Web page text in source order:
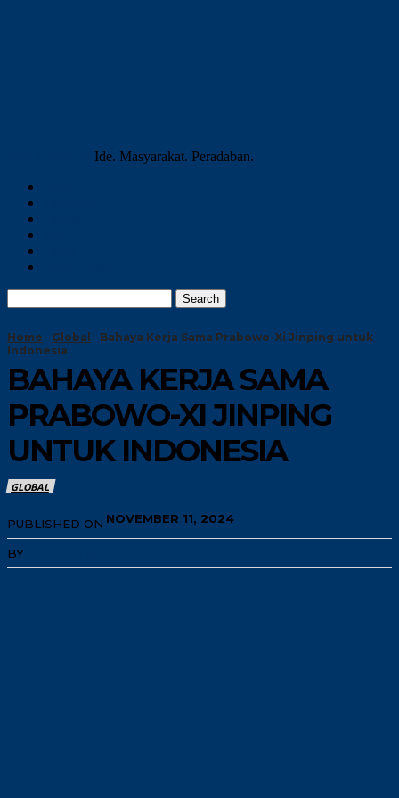
Ide. Masyarakat. Peradaban.
Home Global
Bahaya Kerja Sama Prabowo-Xi Jinping untuk
Indonesia
BAHAYA KERJA SAMA
PRABOWO-XI JINPING
UNTUK INDONESIA
GLOBAL
PUBLISHED ON NOVEMBER 11, 2024
BY